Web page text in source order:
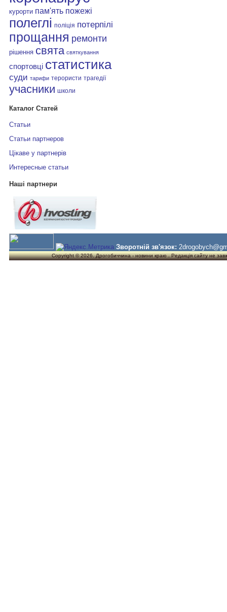
курорти пам'ять пожежі
полеглі поліція потерпілі
прощання ремонти
рішення свята святкування
спортовці статистика
суди тарифи терористи трагедії
учасники школи
Каталог Статей
Статьи
Статьи партнеров
Цікаве у партнерів
Интересные статьи
Наші партнери
Зворотній зв'язок:
Copyright © 2026. Дрогобиччина - новини краю . Редакція сайту не